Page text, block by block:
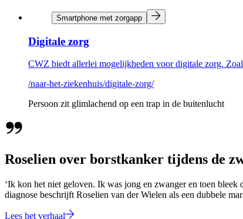
Smartphone met zorgapp
Digitale zorg
CWZ biedt allerlei mogelijkheden voor digitale zorg.
/naar-het-ziekenhuis/digitale-zorg/
Persoon zit glimlachend op een trap in de buitenlucht
Roselien over borstkanker tijdens de
‘Ik kon het niet geloven. Ik was jong en zwanger en toen
diagnose beschrijft Roselien van der Wielen als een dubbele
Lees het verhaal